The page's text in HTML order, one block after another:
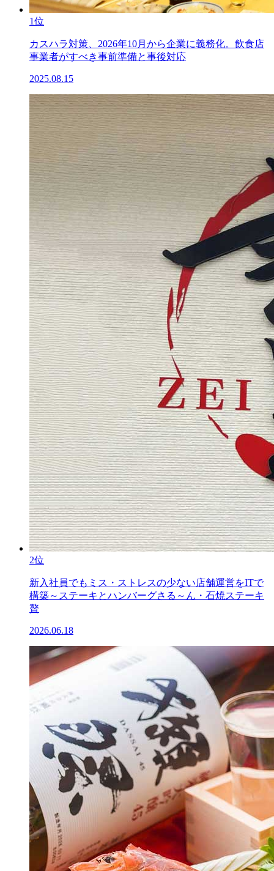
1位
カスハラ対策、2026年10月から企業に義務化。飲食店
事業者がすべき事前準備と事後対応
2025.08.15
2位
新入社員でもミス・ストレスの少ない店舗運営をITで
構築～ステーキとハンバーグさる～ん・石焼ステーキ
贅
2026.06.18